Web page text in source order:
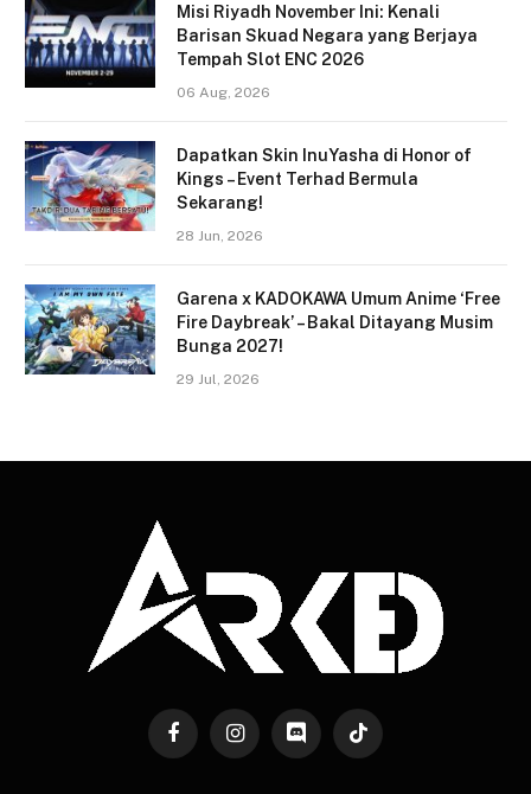
Misi Riyadh November Ini: Kenali
Barisan Skuad Negara yang Berjaya
Tempah Slot ENC 2026
06 Aug, 2026
Dapatkan Skin InuYasha di Honor of
Kings – Event Terhad Bermula
Sekarang!
28 Jun, 2026
Garena x KADOKAWA Umum Anime ‘Free
Fire Daybreak’ – Bakal Ditayang Musim
Bunga 2027!
29 Jul, 2026
FacebookInstagramDiscord TikTok